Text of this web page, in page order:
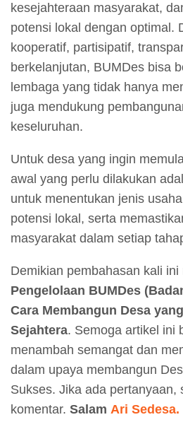
kesejahteraan masyarakat,
potensi lokal dengan optimal.
kooperatif, partisipatif,
berkelanjutan, BUMDes bisa
lembaga yang tidak hanya
juga mendukung
keseluruhan.
Untuk desa yang ingin
awal yang perlu dilakukan
untuk menentukan jenis
potensi lokal, serta
masyarakat dalam setiap
Demikian pembahasan kali ini
Pengelolaan BUMDes
Cara Membangun Desa
Sejahtera. Semoga artikel ini
menambah semangat dan
dalam upaya membangun
Sukses. Jika ada pertanyaan,
komentar. Salam Ari Sedesa.